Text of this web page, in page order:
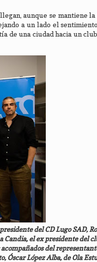
aunque se mantiene
a un lado el
de una ciudad hacia un
del CD Lugo SAD,
el ex presidente del
del
Óscar López Alba, de Ola